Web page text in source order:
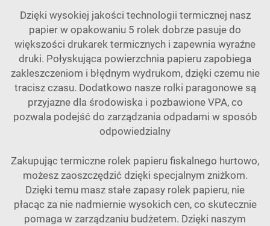
Dzięki wysokiej jakości technologii termicznej nasz
papier w opakowaniu 5 rolek dobrze pasuje do
większości drukarek termicznych i zapewnia wyraźne
druki. Połyskująca powierzchnia papieru zapobiega
zakleszczeniom i błędnym wydrukom, dzięki czemu nie
tracisz czasu. Dodatkowo nasze rolki paragonowe są
przyjazne dla środowiska i pozbawione VPA, co
pozwala podejść do zarządzania odpadami w sposób
odpowiedzialny
Zakupując termiczne rolek papieru fiskalnego hurtowo,
możesz zaoszczędzić dzięki specjalnym zniżkom.
Dzięki temu masz stałe zapasy rolek papieru, nie
płacąc za nie nadmiernie wysokich cen, co skutecznie
pomaga w zarządzaniu budżetem. Dzięki naszym